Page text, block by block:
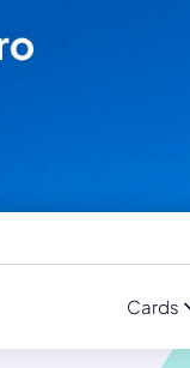
Cards